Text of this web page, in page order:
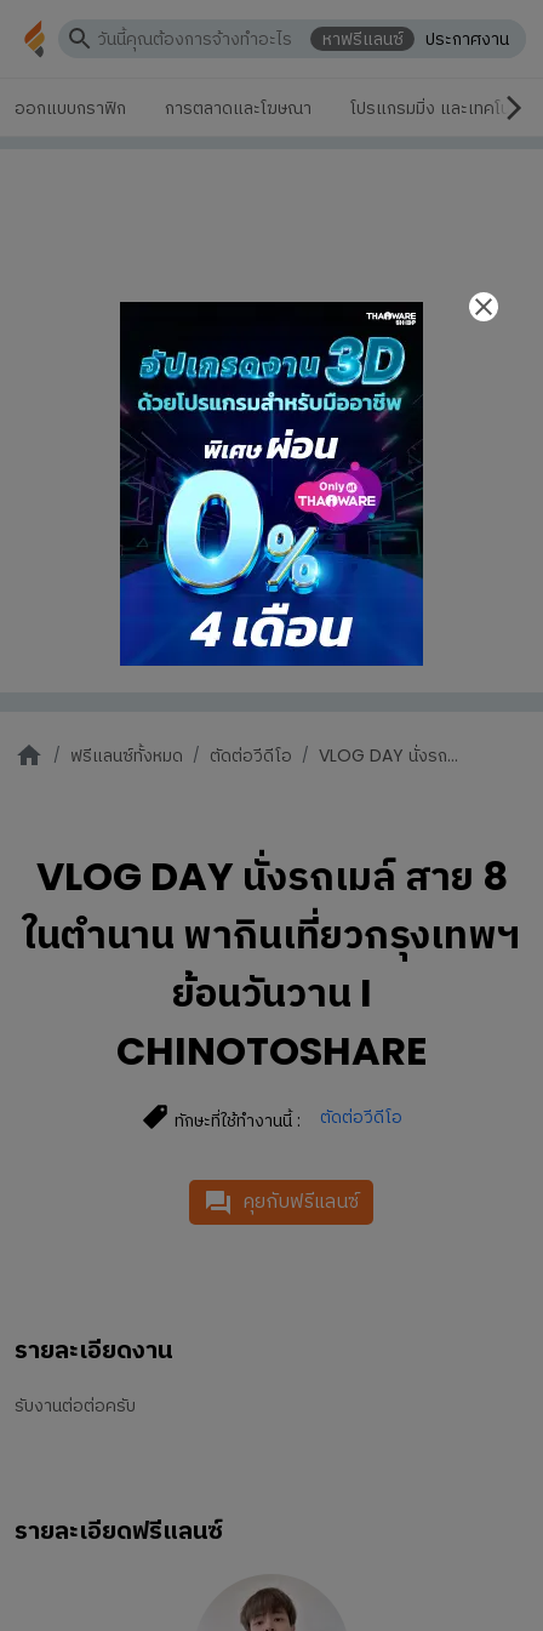
หาฟรีแลนซ์ ประกาศงาน
ออกแบบกราฟิก การตลาดและโฆษณา โปรแกรมมิ่ง และเทคโนโลยี
ฟรีแลนซ์ทั้งหมด ตัดต่อวีดีโอ VLOG DAY นั่งรถ...
VLOG DAY นั่งรถเมล์ สาย 8
ในตำนาน พากินเที่ยวกรุงเทพฯ
ย้อนวันวาน I
CHINOTOSHARE
ทักษะที่ใช้ทำงานนี้ : ตัดต่อวีดีโอ
คุยกับฟรีแลนซ์
รายละเอียดงาน
รับงานต่อต่อครับ
รายละเอียดฟรีแลนซ์